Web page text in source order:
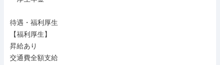
待遇・福利厚生
【福利厚生】
昇給あり
交通費全額支給